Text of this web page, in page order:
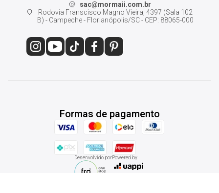
sac@mormaii.com.br
Rodovia Franscisco Magno Vieira, 4397 (Sala 102
B) - Campeche - Florianópolis/SC - CEP: 88065-000
Formas de pagamento
Desenvolvido porPowered by